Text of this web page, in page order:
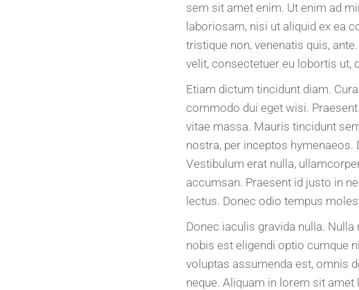
sem sit amet enim. Ut enim ad
laboriosam, nisi ut aliquid ex ea
tristique non, venenatis quis,
velit, consectetuer eu lobortis ut,
Etiam dictum tincidunt diam.
commodo dui eget wisi.
vitae massa. Mauris tincidunt
nostra, per inceptos
Vestibulum erat nulla,
accumsan. Praesent id justo in
lectus. Donec odio tempus
Donec iaculis gravida nulla.
nobis est eligendi optio cumque
voluptas assumenda est, omnis
neque. Aliquam in lorem sit